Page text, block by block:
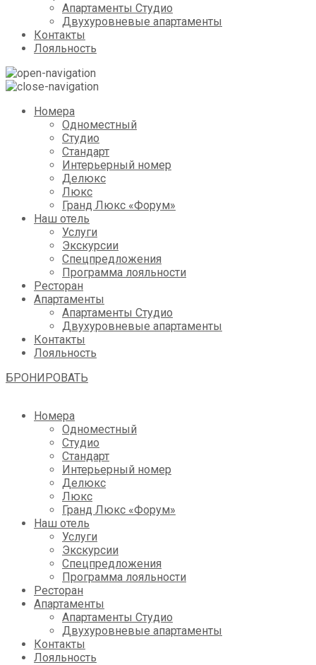
Апартаменты Студио
Двухуровневые апартаменты
Контакты
Лояльность
Номера
Одноместный
Студио
Стандарт
Интерьерный номер
Делюкс
Люкс
Гранд Люкс «Форум»
Наш отель
Услуги
Экскурсии
Спецпредложения
Программа лояльности
Ресторан
Апартаменты
Апартаменты Студио
Двухуровневые апартаменты
Контакты
Лояльность
БРОНИРОВАТЬ
Номера
Одноместный
Студио
Стандарт
Интерьерный номер
Делюкс
Люкс
Гранд Люкс «Форум»
Наш отель
Услуги
Экскурсии
Спецпредложения
Программа лояльности
Ресторан
Апартаменты
Апартаменты Студио
Двухуровневые апартаменты
Контакты
Лояльность